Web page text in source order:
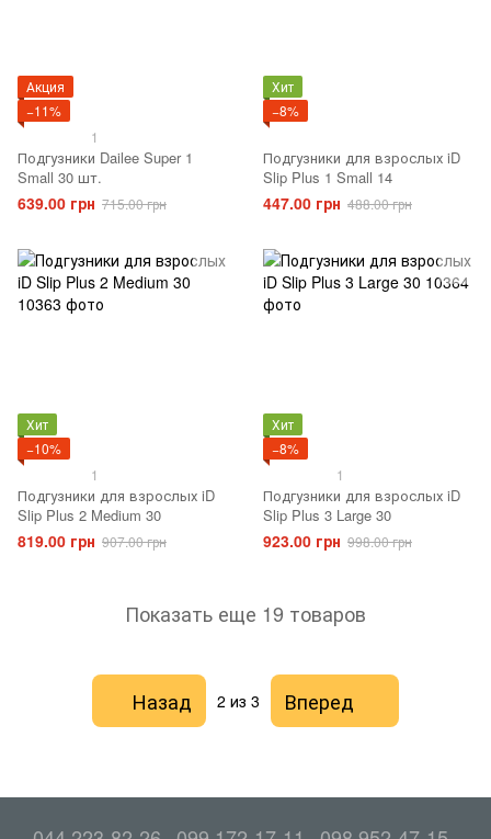
Акция
−11%
1
Подгузники Dailee Super 1
Small 30 шт.
639.00 грн 715.00 грн
Хит
−8%
Подгузники для взрослых iD
Slip Plus 1 Small 14
447.00 грн 488.00 грн
Хит
−10%
1
Подгузники для взрослых iD
Slip Plus 2 Medium 30
819.00 грн 907.00 грн
Хит
−8%
1
Подгузники для взрослых iD
Slip Plus 3 Large 30
923.00 грн 998.00 грн
Показать еще 19 товаров
Назад 2 из 3 Вперед